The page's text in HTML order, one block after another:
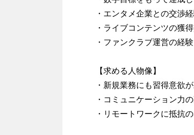
・エンタメ企業との交渉
・ライブコンテンツの獲
・ファンクラブ運営の経験
【求める人物像】
・新規業務にも習得意欲
・コミュニケーション力
・リモートワークに抵抗